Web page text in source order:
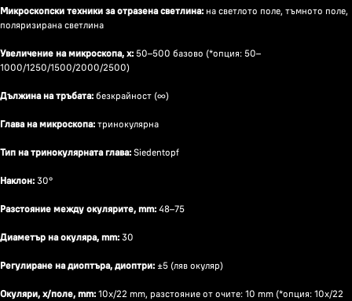
Микроскопски техники за отразена светлина: на светлото поле, тъмното поле,
поляризирана светлина
Увеличение на микроскопа, х: 50–500 базово (*опция: 50–
1000/1250/1500/2000/2500)
Дължина на тръбата: безкрайност (∞)
Глава на микроскопа: тринокулярна
Тип на тринокулярната глава: Siedentopf
Наклон: 30°
Разстояние между окулярите, mm: 48–75
Диаметър на окуляра, mm: 30
Регулиране на диоптъра, диоптри: ±5 (ляв окуляр)
Окуляри, x/поле, mm: 10х/22 mm, разстояние от очите: 10 mm (*опция: 10x/22